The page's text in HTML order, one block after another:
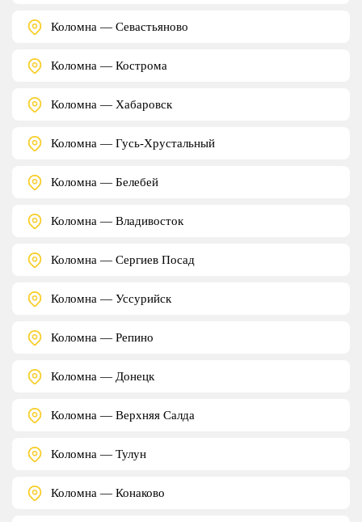
Коломна — Севастьяново
Коломна — Кострома
Коломна — Хабаровск
Коломна — Гусь-Хрустальный
Коломна — Белебей
Коломна — Владивосток
Коломна — Сергиев Посад
Коломна — Уссурийск
Коломна — Репино
Коломна — Донецк
Коломна — Верхняя Салда
Коломна — Тулун
Коломна — Конаково